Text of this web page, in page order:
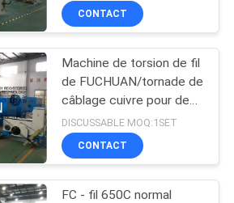
CONTACT
Machine de torsion de fil
de FUCHUAN/tornade de
câblage cuivre pour des
conducteurs du militaire
de carrière 1+6+12
DISCUSSABLE MOQ:1SET
CONTACT
FC - fil 650C normal